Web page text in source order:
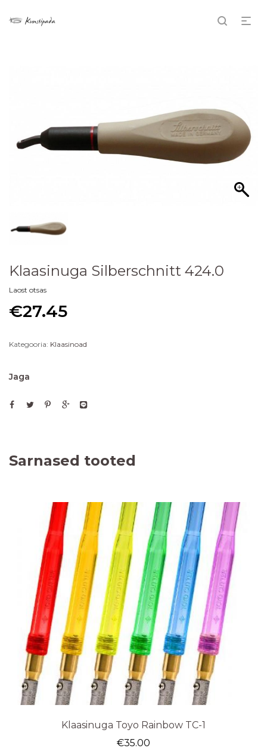
Klaasinuga Silberschnitt 424.0
Laost otsas
€27.45
Kategooria: Klaasinoad
Jaga
Sarnased tooted
Klaasinuga Toyo Rainbow TC-1
€35.00